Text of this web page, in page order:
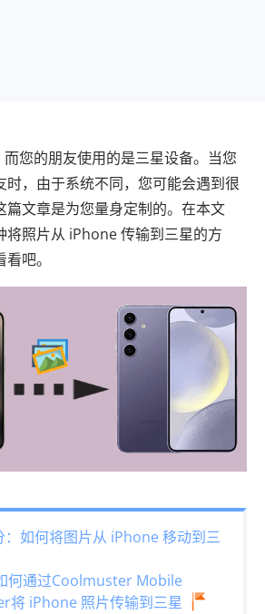
您的朋友使用的是三星设备。当您
时，由于系统不同，您可能会遇到很
篇文章是为您量身定制的。在本文
将照片从 iPhone 传输到三星的方
吧。
：如何将图片从 iPhone 移动到三
何通过Coolmuster Mobile
将 iPhone 照片传输到三星